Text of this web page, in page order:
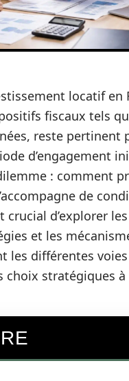
locatif
fiscaux tels
reste
d’engagement
: comment
de
crucial d’explorer
et les
les différentes
choix stratégiques